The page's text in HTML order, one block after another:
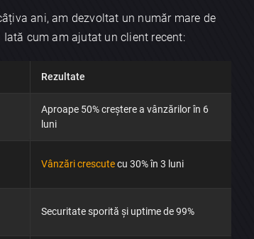
ani, am dezvoltat un număr mare de
cum am ajutat un client recent:
Rezultate
Aproape 50% creștere a vânzărilor în 6
luni
Vânzări crescutecu 30% în 3 luni
Securitate sporită și uptime de 99%